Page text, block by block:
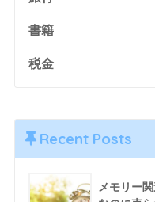
書籍
税金
Recent Posts
メモリー